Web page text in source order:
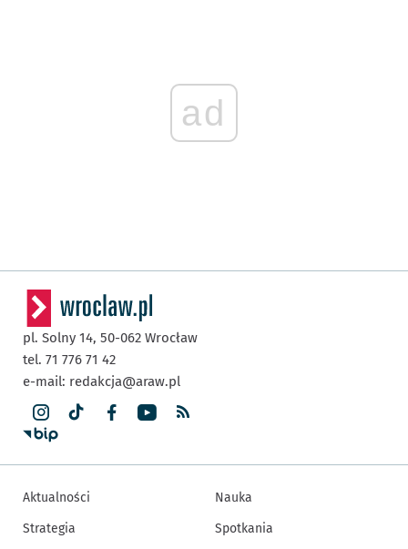
ad
pl. Solny 14, 50-062 Wrocław
tel. 71 776 71 42
e-mail: redakcja@araw.pl
Aktualności
Strategia
Nauka
Spotkania